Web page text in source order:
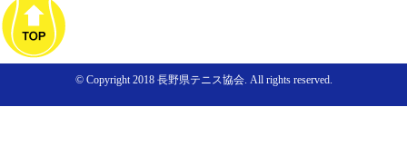
© Copyright 2018 長野県テニス協会. All rights reserved.